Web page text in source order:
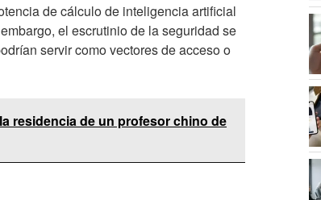
de cálculo de inteligencia artificial
el escrutinio de la seguridad se
servir como vectores de acceso o
residencia de un profesor chino de